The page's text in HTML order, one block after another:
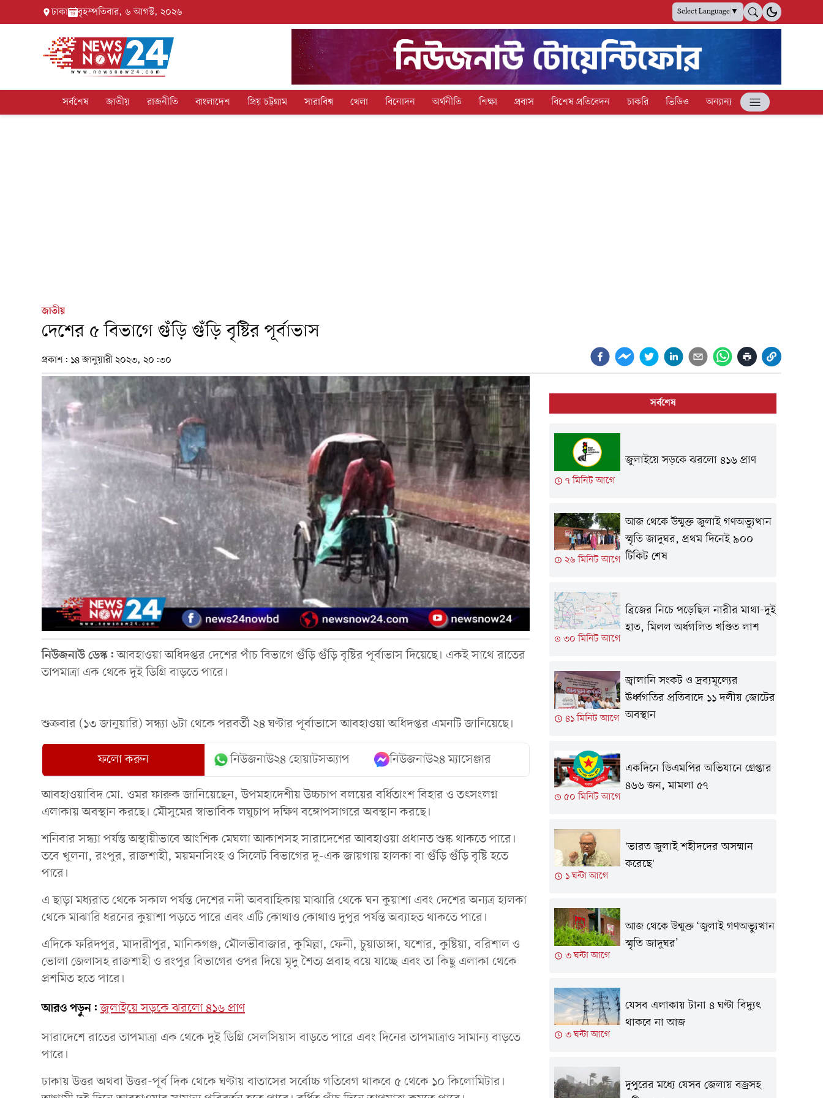
ঢাকা বৃহস্পতিবার, ৬ আগস্ট, ২০২৬ Select Language▼
সর্বশেষ জাতীয় রাজনীতি বাংলাদেশ প্রিয় চট্টগ্রাম সারাবিশ্ব খেলা বিনোদন অর্থনীতি শিক্ষা প্রবাস বিশেষ প্রতিবেদন চাকরি ভিডিও অন্যান্য
জাতীয়
দেশের ৫ বিভাগে গুঁড়ি গুঁড়ি বৃষ্টির পূর্বাভাস
প্রকাশ: ১৪ জানুয়ারী ২০২৩, ২০:৩০
নিউজনাউ ডেস্ক:আবহাওয়া অধিদপ্তর দেশের পাঁচ বিভাগে গুঁড়ি গুঁড়ি বৃষ্টির পূর্বাভাস দিয়েছে। একই সাথে রাতের
তাপমাত্রা এক থেকে দুই ডিগ্রি বাড়তে পারে।
শুক্রবার (১৩ জানুয়ারি) সন্ধ্যা ৬টা থেকে পরবর্তী ২৪ ঘণ্টার পূর্বাভাসে আবহাওয়া অধিদপ্তর এমনটি জানিয়েছে।
ফলো করুন নিউজনাউ২৪ হোয়াটসঅ্যাপ নিউজনাউ২৪ ম্যাসেঞ্জার
আবহাওয়াবিদ মো. ওমর ফারুক জানিয়েছেন, উপমহাদেশীয় উচ্চচাপ বলয়ের বর্ধিতাংশ বিহার ও তৎসংলগ্ন
এলাকায় অবস্থান করছে। মৌসুমের স্বাভাবিক লঘুচাপ দক্ষিণ বঙ্গোপসাগরে অবস্থান করছে।
শনিবার সন্ধ্যা পর্যন্ত অস্থায়ীভাবে আংশিক মেঘলা আকাশসহ সারাদেশের আবহাওয়া প্রধানত শুষ্ক থাকতে পারে।
তবে খুলনা, রংপুর, রাজশাহী, ময়মনসিংহ ও সিলেট বিভাগের দু-এক জায়গায় হালকা বা গুঁড়ি গুঁড়ি বৃষ্টি হতে
পারে।
এ ছাড়া মধ্যরাত থেকে সকাল পর্যন্ত দেশের নদী অববাহিকায় মাঝারি থেকে ঘন কুয়াশা এবং দেশের অন্যত্র হালকা
থেকে মাঝারি ধরনের কুয়াশা পড়তে পারে এবং এটি কোথাও কোথাও দুপুর পর্যন্ত অব্যাহত থাকতে পারে।
এদিকে ফরিদপুর, মাদারীপুর, মানিকগঞ্জ, মৌলভীবাজার, কুমিল্লা, ফেনী, চুয়াডাঙ্গা, যশোর, কুষ্টিয়া, বরিশাল ও
ভোলা জেলাসহ রাজশাহী ও রংপুর বিভাগের ওপর দিয়ে মৃদু শৈত্য প্রবাহ বয়ে যাচ্ছে এবং তা কিছু এলাকা থেকে
প্রশমিত হতে পারে।
আরও পড়ুন: জুলাইয়ে সড়কে ঝরলো ৪১৬ প্রাণ
সারাদেশে রাতের তাপমাত্রা এক থেকে দুই ডিগ্রি সেলসিয়াস বাড়তে পারে এবং দিনের তাপমাত্রাও সামান্য বাড়তে
পারে।
ঢাকায় উত্তর অথবা উত্তর-পূর্ব দিক থেকে ঘণ্টায় বাতাসের সর্বোচ্চ গতিবেগ থাকবে ৫ থেকে ১০ কিলোমিটার।
সর্বশেষ
৭ মিনিট আগে
জুলাইয়ে সড়কে ঝরলো ৪১৬ প্রাণ
২৬ মিনিট আগে
আজ থেকে উন্মুক্ত জুলাই গণঅভ্যুত্থান
স্মৃতি জাদুঘর, প্রথম দিনেই ৯০০
টিকিট শেষ
৩০ মিনিট আগে
ব্রিজের নিচে পড়েছিল নারীর মাথা-দুই
হাত, মিলল অর্ধগলিত খণ্ডিত লাশ
৪১ মিনিট আগে
জ্বালানি সংকট ও দ্রব্যমূল্যের
ঊর্ধ্বগতির প্রতিবাদে ১১ দলীয় জোটের
অবস্থান
৫০ মিনিট আগে
একদিনে ডিএমপির অভিযানে গ্রেপ্তার
৪৬৬ জন, মামলা ৫৭
১ ঘন্টা আগে
'ভারত জুলাই শহীদদের অসম্মান
করেছে'
৩ ঘন্টা আগে
আজ থেকে উন্মুক্ত ‘জুলাই গণঅভ্যুত্থান
স্মৃতি জাদুঘর’
৩ ঘন্টা আগে
যেসব এলাকায় টানা ৪ ঘণ্টা বিদ্যুৎ
থাকবে না আজ
দুপুরের মধ্যে যেসব জেলায় বজ্রসহ